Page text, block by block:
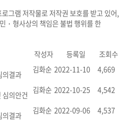
그램 저작물로 저작권 보호를 받고 있어,
・형사상의 책임은 불법 행위를 한
작성자 등록일
조회수
의결과
김화순 2022-11-10
4,669
의안건 김화순 2022-10-25
4,542
의결과
김화순 2022-09-06
4,537